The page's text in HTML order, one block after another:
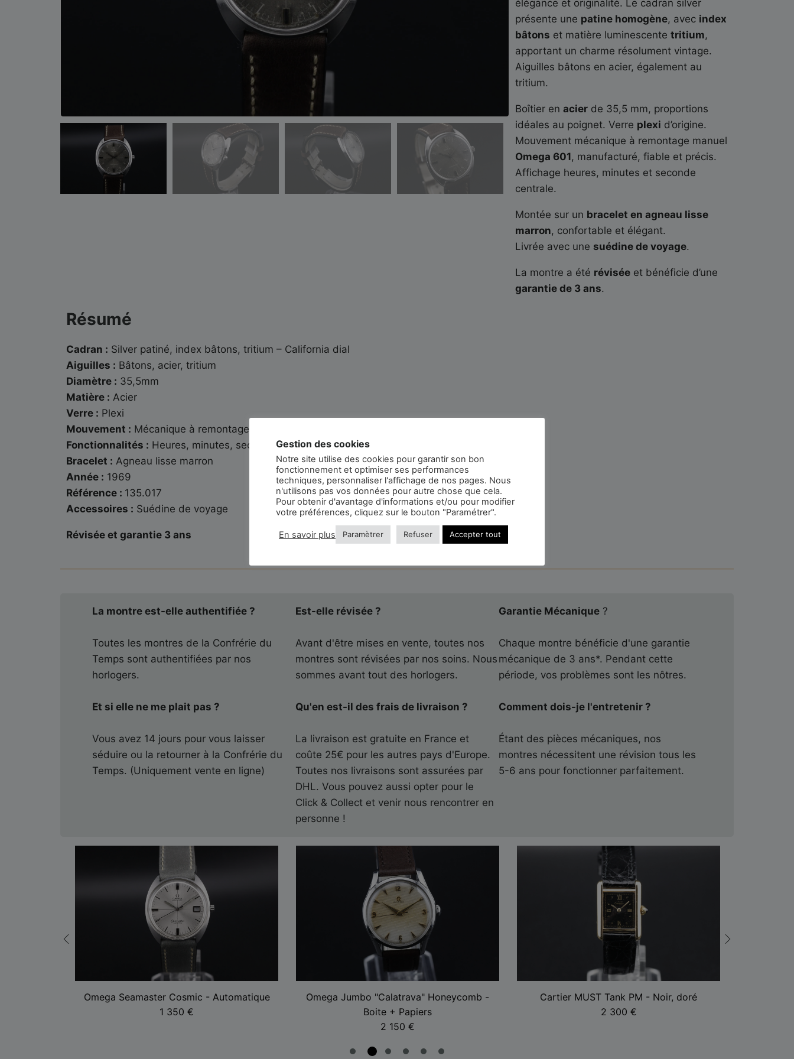
élégance et originalité. Le cadran silver
présente une patine homogène, avec index
bâtons et matière luminescente tritium,
apportant un charme résolument vintage.
Aiguilles bâtons en acier, également au
tritium.
Boîtier en acierde 35,5 mm, proportions
idéales au poignet. Verre plexi d’origine.
Mouvement mécanique à remontage manuel
Omega 601, manufacturé, fiable et précis.
Affichage heures, minutes et seconde
centrale.
Montée sur un bracelet en agneau lisse
marron, confortable et élégant.
Livrée avec une suédine de voyage.
La montre a été réviséeet bénéficie d’une
garantie de 3 ans.
Résumé
Cadran : Silver patiné, index bâtons, tritium – California dial
Aiguilles : Bâtons, acier, tritium
Diamètre : 35,5mm
Matière : Acier
Verre : Plexi
Mouvement : Mécanique à remontage manuel manufacturé Omega 601
Fonctionnalités : Heures, minutes, seconde centrale
Bracelet : Agneau lisse marron
Année : 1969
Référence : 135.017
Accessoires : Suédine de voyage
Révisée et garantie 3 ans
La montre est-elle authentifiée ?
Toutes les montres de la Confrérie du
Temps sont authentifiées par nos
horlogers.
Et si elle ne me plait pas ?
Vous avez 14 jours pour vous laisser
séduire ou la retourner à la Confrérie du
Temps. (Uniquement vente en ligne)
Est-elle révisée ?
Avant d'être mises en vente, toutes nos
montres sont révisées par nos soins. Nous
sommes avant tout des horlogers.
Qu'en est-il des frais de livraison ?
La livraison est gratuite en France et
coûte 25€ pour les autres pays d'Europe.
Toutes nos livraisons sont assurées par
DHL. Vous pouvez aussi opter pour le
Click & Collect et venir nous rencontrer en
personne !
Garantie Mécanique?
Chaque montre bénéficie d'une garantie
mécanique de 3 ans*. Pendant cette
période, vos problèmes sont les nôtres.
Comment dois-je l'entretenir ?
Étant des pièces mécaniques, nos
montres nécessitent une révision tous les
5-6 ans pour fonctionner parfaitement.
Omega Seamaster Cosmic - Automatique
1 350 €
Omega Jumbo "Calatrava" Honeycomb -
Boite + Papiers
2 150 €
Cartier MUST Tank PM - Noir, doré
2 300 €
Gestion des cookies
Notre site utilise des cookies pour garantir son bon
fonctionnement et optimiser ses performances
techniques, personnaliser l'affichage de nos pages. Nous
n'utilisons pas vos données pour autre chose que cela.
Pour obtenir d'avantage d'informations et/ou pour modifier
votre préférences, cliquez sur le bouton "Paramétrer".
En savoir plus Paramètrer Refuser Accepter tout